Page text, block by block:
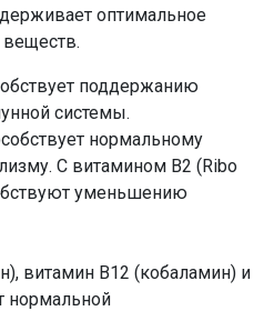
оптимальное
веществ.
поддержанию
системы.
нормальному
С витамином B2 (Ribo
уменьшению
витамин В12 (кобаламин) и
нормальной